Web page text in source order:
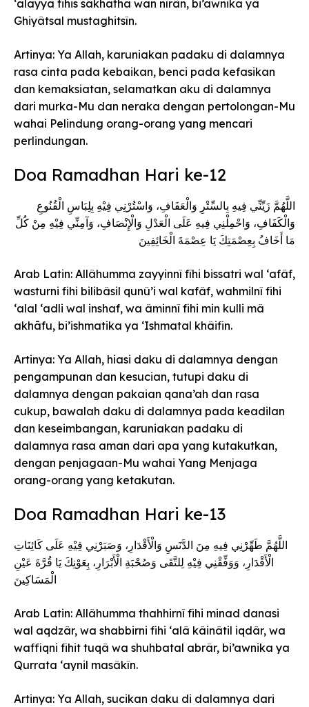
‘alayya fihis sakhatha wan nîrân, bi’awnika yâ
Ghiyâtsal mustaghitsîn.
Artinya: Ya Allah, karuniakan padaku di dalamnya
rasa cinta pada kebaikan, benci pada kefasikan
dan kemaksiatan, selamatkan aku di dalamnya
dari murka-Mu dan neraka dengan pertolongan-Mu
wahai Pelindung orang-orang yang mencari
perlindungan.
Doa Ramadhan Hari ke-12
اللَّهُمَّ زَيِّنِّي فِيهِ بِالسِّتْرِ وَالْعَفَافِ، وَاسْتُرْنِي فِيْهِ بِلِبَاسِ الْقُنُوعِ
وَالْكَفَافِ، وَاحْمِلْنِي فِيهِ عَلَى الْعَدْلِ وَالْإِنْصَافِ، وَآمِنِّي فِيْهِ مِنْ كُلِّ
مَا أَخَافُ بِعِصْمَتِكَ يَا عِصْمَةَ الْخَائِفِينَ
Arab Latin: Allâhumma zayyinnî fîhi bissatri wal ‘afâf,
wasturni fihi bilibâsil qunû’i wal kafâf, wahmilnî fihi
‘alal ‘adli wal inshaf, wa âminnî fihi min kulli mâ
akhāfu, bi’ishmatika ya ‘Ishmatal khâifin.
Artinya: Ya Allah, hiasi daku di dalamnya dengan
pengampunan dan kesucian, tutupi daku di
dalamnya dengan pakaian qana’ah dan rasa
cukup, bawalah daku di dalamnya pada keadilan
dan keseimbangan, karuniakan padaku di
dalamnya rasa aman dari apa yang kutakutkan,
dengan penjagaan-Mu wahai Yang Menjaga
orang-orang yang ketakutan.
Doa Ramadhan Hari ke-13
اللَّهُمَّ طَهِّرْنِي فِيهِ مِنَ الدَّنَسِ وَالْأَقْدَارِ، وَصَبَرْنِي فِيْهِ عَلَى كَائِنَاتِ
الْأَقْدَارِ، وَوَفِّقْنِي فِيْهِ لِلتَّقَى وَصُحْبَةِ الْأَبْرَارِ، بِعَوْنِكَ يَا قُرَّةَ عَيْنِ
الْمَسَاكِينَ
Arab Latin: Allâhumma thahhirnî fihi minad danasi
wal aqdzâr, wa shabbirni fihi ‘alâ kâinâtil iqdâr, wa
waffiqni fihit tuqâ wa shuhbatal abrâr, bi’awnika ya
Qurrata ‘aynil masâkîn.
Artinya: Ya Allah, sucikan daku di dalamnya dari